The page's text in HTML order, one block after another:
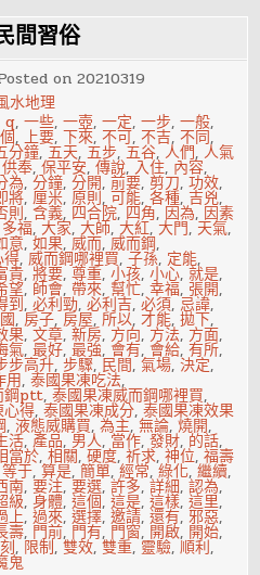
間習俗
on20210319
水地理
q,一些,一壺,一定,一步,一般,
,上要,下來,不可,不吉,不同,
分鐘,五天,五步,五谷,人們,人氣
供奉,保平安,傳說, 入住, 內容,
為,分鐘,分開,前要, 剪刀,功效,
將,厘米,原則,可能,各種,吉兇,
則,含義, 四合院, 四角, 因為, 因素
多福,大家,大師,大紅,大門, 天氣,
意,如果,威而,威而鋼,
得,威而鋼哪裡買,子孫, 定能,
貴,將要,尊重,小孩,小心,就是,
望, 師會,帶來,幫忙,幸福,張開,
到,必利勁,必利吉,必須, 忌諱,
,房子,房屋,所以,才能,拋下,
果,文章,新房, 方向, 方法, 方面,
氣,最好,最強, 會有, 會給,有所,
步高升,步驟, 民間,氣場,決定,
用,泰國果凍吃法,
鋼ptt,泰國果凍威而鋼哪裡買,
心得,泰國果凍成分,泰國果凍效果
,液態威購買,為主,無論,燒開,
活,產品, 男人, 當作,發財, 的話,
當於,相關,硬度,祈求,神位,福壽
等于,算是,簡單,經常,綠化,繼續,
南,要注,要選,許多,詳細,認為,
級,身體,這個,這是,這樣,這里,
上,過來,選擇,邀請,還有,邪惡,
壽, 門前, 門有, 門窗, 開啟, 開始,
, 限制,雙效,雙重, 靈驗,順利,
鬼